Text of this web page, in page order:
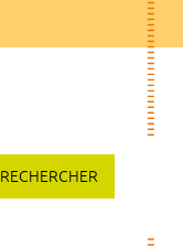
RECHERCHER